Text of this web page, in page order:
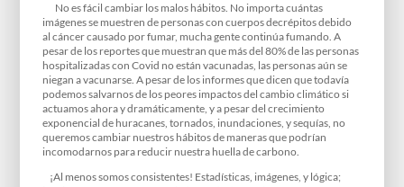
No es fácil cambiar los malos hábitos. No importa cuántas
imágenes se muestren de personas con cuerpos decrépitos debido
al cáncer causado por fumar, mucha gente continúa fumando. A
pesar de los reportes que muestran que más del 80% de las personas
hospitalizadas con Covid no están vacunadas, las personas aún se
niegan a vacunarse. A pesar de los informes que dicen que todavía
podemos salvarnos de los peores impactos del cambio climático si
actuamos ahora y dramáticamente, y a pesar del crecimiento
exponencial de huracanes, tornados, inundaciones, y sequías, no
queremos cambiar nuestros hábitos de maneras que podrían
incomodarnos para reducir nuestra huella de carbono.
¡Al menos somos consistentes! Estadísticas, imágenes, y lógica;